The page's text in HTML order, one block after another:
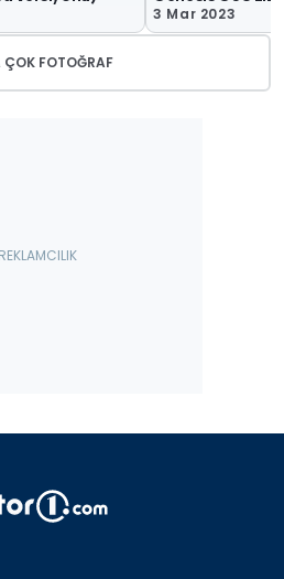
3 Mar 2023
ÇOK FOTOĞRAF